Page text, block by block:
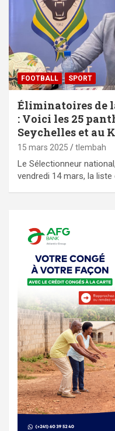
FOOTBALL SPORT
Éliminatoires de
: Voici les 25
Seychelles et au
15 mars 2025 tlembah
Le Sélectionneur
vendredi 14 mars, la